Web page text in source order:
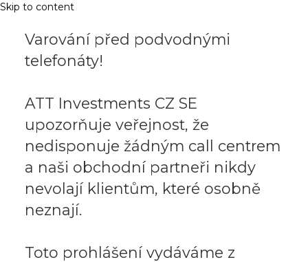
Skip to content
Varování před podvodnými
telefonáty!
ATT Investments CZ SE
upozorňuje veřejnost, že
nedisponuje žádným call centrem
a naši obchodní partneři nikdy
nevolají klientům, které osobně
neznají.
Toto prohlášení vydáváme z